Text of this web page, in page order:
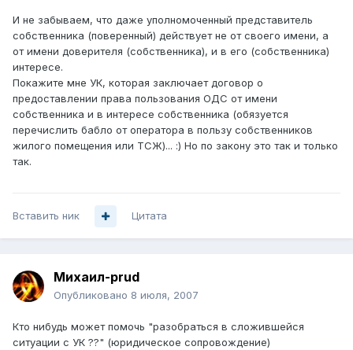
И не забываем, что даже уполномоченный представитель
собственника (поверенный) действует не от своего имени, а
от имени доверителя (собственника), и в его (собственника)
интересе.
Покажите мне УК, которая заключает договор о
предоставлении права пользования ОДС от имени
собственника и в интересе собственника (обязуется
перечислить бабло от оператора в пользу собственников
жилого помещения или ТСЖ)... :) Но по закону это так и только
так.
Вставить ник Цитата
Михаил-prud
Опубликовано 8 июля, 2007
Кто нибудь может помочь "разобраться в сложившейся
ситуации с УК ??" (юридическое сопровождение)